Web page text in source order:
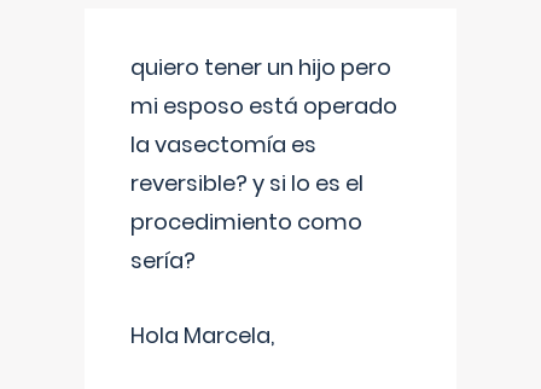
quiero tener un hijo pero
mi esposo está operado
la vasectomía es
reversible? y si lo es el
procedimiento como
sería?
Hola Marcela,